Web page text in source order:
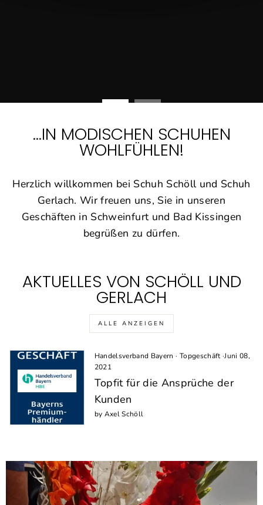
…IN MODISCHEN SCHUHEN
WOHLFÜHLEN!
Herzlich willkommen bei Schuh Schöll und Schuh
Gerlach. Wir freuen uns, Sie in unseren
Geschäften in Schweinfurt und Bad Kissingen
begrüßen zu dürfen.
AKTUELLES VON SCHÖLL UND
GERLACH
ALLE ANZEIGEN
Handelsverband Bayern · Topgeschäft·Juni 08,
2021
Topfit für die Ansprüche der
Kunden
by Axel Schöll